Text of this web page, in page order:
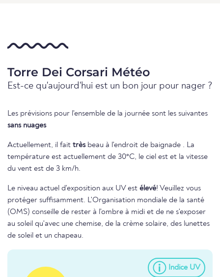
Torre Dei Corsari Météo
Est-ce qu'aujourd'hui est un bon jour pour nager ?
Les prévisions pour l'ensemble de la journée sont les suivantes
sans nuages
Actuellement, il fait trèsbeau à l'endroit de baignade . La
température est actuellement de 30°C, le ciel est et la vitesse
du vent est de 3 km/h.
Le niveau actuel d'exposition aux UV est élevé! Veuillez vous
protéger suffisamment. L'Organisation mondiale de la santé
(OMS) conseille de rester à l'ombre à midi et de ne s'exposer
au soleil qu'avec une chemise, de la crème solaire, des lunettes
de soleil et un chapeau.
Indice UV